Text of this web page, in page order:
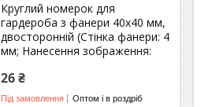
Круглий номерок для
гардероба з фанери 40х40 мм,
двосторонній (Стінка фанери: 4
мм; Нанесення зображення:
26 ₴
Під замовлення Оптом і в роздріб